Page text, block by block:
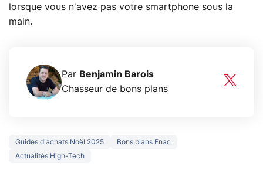
lorsque vous n'avez pas votre smartphone sous la
main.
Par Benjamin Barois
Chasseur de bons plans
Guides d'achats Noël 2025
Bons plans Fnac
Actualités High-Tech